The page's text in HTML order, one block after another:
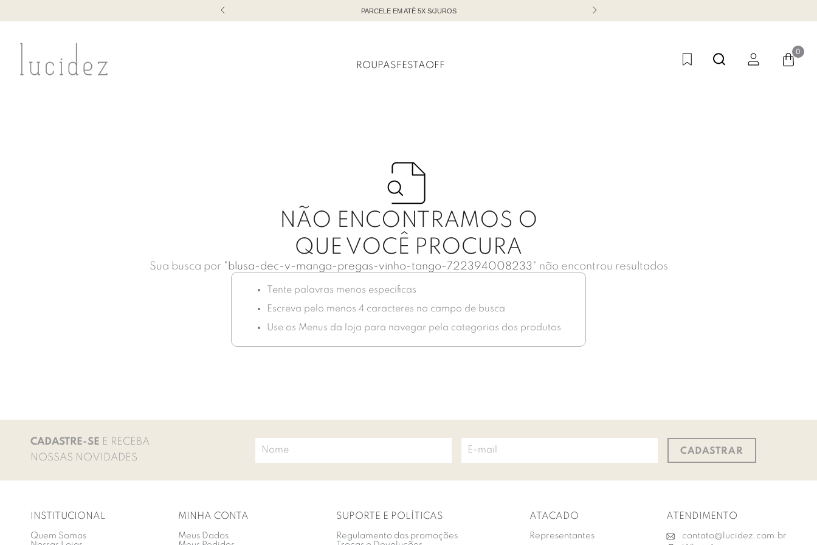
PARCELE EM ATÉ 5X S/JUROS
ROUPASFESTAOFF
0
NÃO ENCONTRAMOS O
QUE VOCÊ PROCURA
Sua busca por " blusa-dec-v-manga-pregas-vinho-tango-722394008233 " não encontrou resultados
Tente palavras menos especificas
Escreva pelo menos 4 caracteres no campo de busca
Use os Menus da loja para navegar pela categorias dos produtos
CADASTRE-SE E RECEBA
NOSSAS NOVIDADES
CADASTRAR
INSTITUCIONAL
Quem Somos
MINHA CONTA
Meus Dados
SUPORTE E POLÍTICAS
Regulamento das promoções
ATACADO
Representantes
ATENDIMENTO
contato@lucidez.com.br